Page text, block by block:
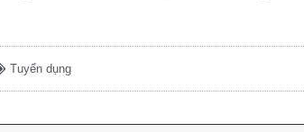
Tuyển dụng